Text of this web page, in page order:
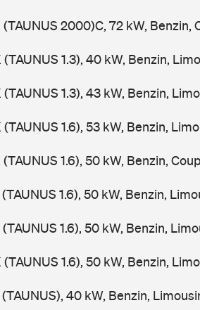
(TAUNUS 2000)C, 72 kW, Benzin,
(TAUNUS 1.3), 40 kW, Benzin,
(TAUNUS 1.3), 43 kW, Benzin,
1.6), 53 kW, Benzin,
1.6), 50 kW, Benzin,
1.6), 50 kW, Benzin,
1.6), 50 kW, Benzin,
(TAUNUS 1.6), 50 kW, Benzin,
40 kW, Benzin,